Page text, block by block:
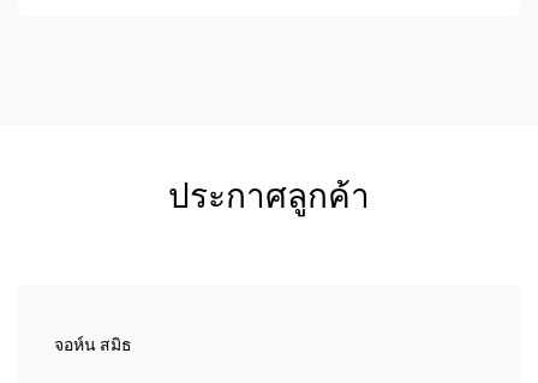
ประกาศลูกค้า
จอห์น สมิธ